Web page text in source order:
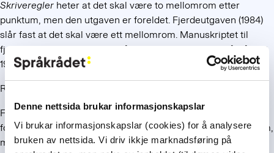
Denne nettsida brukar informasjonskapslar
Vi brukar informasjonskapslar (cookies) for å analysere
bruken av nettsida. Vi driv ikkje marknadsføring på
Skriveregler heter at det skal være to mellomrom etter
punktum, men den utgaven er foreldet. Fjerdeutgaven (1984)
slår fast at det skal være ett mellomrom. Manuskriptet til
fjerdeutgaven ble gjennomgått av sekretariatet i Språkrådet i
1983.
Regelen ovenfor gjelder punktum før ny setning.
Forkortelser er en sak for seg. Etter siste punktum i
forkortelsen (før neste ord) skal det selvsagt være mellomrom,
men ikke etter punktuminniforkortelsen. Eksempler: